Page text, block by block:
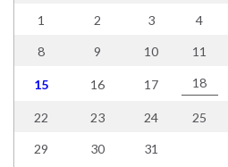
1 2 3 4
8 9 10 11
15 16 17 18
22 23 24 25
29 30 31